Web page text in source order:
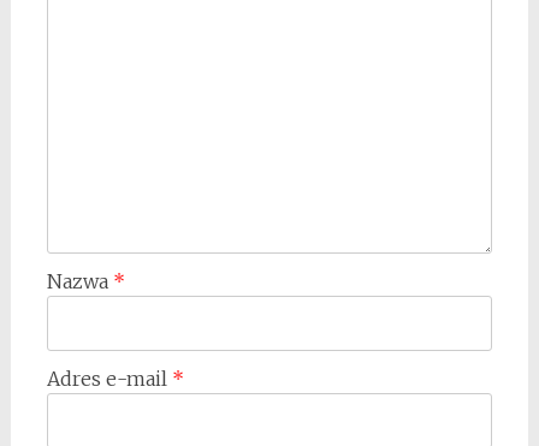
Nazwa *
Adres e-mail *